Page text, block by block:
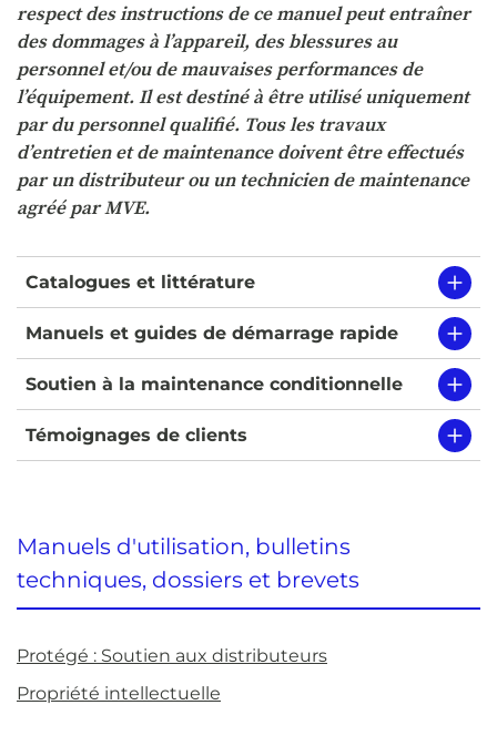
respect des instructions de ce manuel peut entraîner
des dommages à l’appareil, des blessures au
personnel et/ou de mauvaises performances de
l’équipement. Il est destiné à être utilisé uniquement
par du personnel qualifié. Tous les travaux
d’entretien et de maintenance doivent être effectués
par un distributeur ou un technicien de maintenance
agréé par MVE.
Catalogues et littérature
Manuels et guides de démarrage rapide
Soutien à la maintenance conditionnelle
Témoignages de clients
Manuels d'utilisation, bulletins
techniques, dossiers et brevets
Protégé : Soutien aux distributeurs
Propriété intellectuelle